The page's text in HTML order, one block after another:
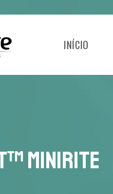
INÍCIO
miniRITE